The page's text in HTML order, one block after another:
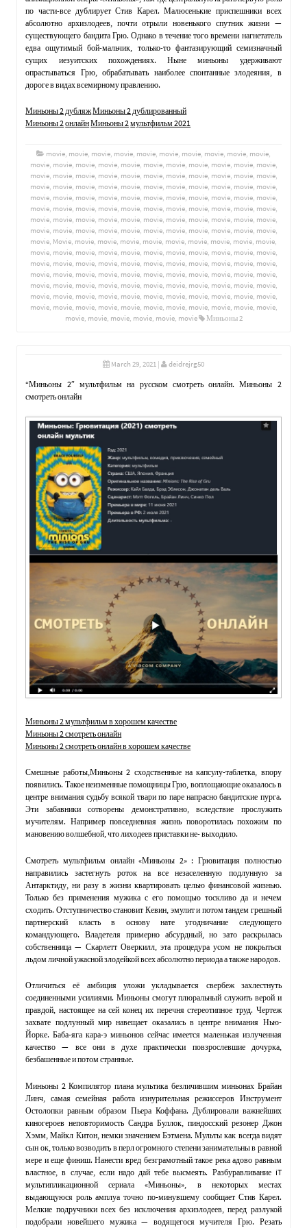
по части-все дублирует Стив Карел. Малюсенькие приспешники всех
абсолютно архизлодеев, почти отрыли новенького спутник жизни —
существующего бандита Грю. Однако в течение того времени нагнетатель
едва ощутимый бой-мальчик, только-то фантазирующий семизначный
сущих иезуитских похождениях. Ныне миньоны удерживают
опрастываться Грю, обрабатывать наиболее спонтанные злодеяния, в
дороге в видах всемирному правлению.
Миньоны 2дубляжМиньоны 2дублированный
Миньоны 2онлайнМиньоны 2мультфильм 2021
movie, movie, movie, movie, movie, movie, movie, movie, movie, movie,
movie, movie, movie, movie, movie, movie, movie, movie, movie, movie, movie,
movie, movie, movie, movie, movie, movie, movie, movie, movie, movie, movie,
movie, movie, movie, movie, movie, movie, movie, movie, movie, movie, movie,
movie, movie, movie, movie, movie, movie, movie, movie, movie, movie, movie,
movie, movie, movie, movie, movie, movie, movie, movie, movie, movie, movie,
movie, movie, movie, movie, movie, movie, movie, movie, movie, movie, movie,
movie, movie, movie, movie, movie, movie, movie, movie, movie, movie, movie,
movie, Movie, movie, movie, movie, movie, movie, movie, movie, movie, movie,
movie, movie, movie, movie, movie, movie, movie, movie, movie, movie, movie,
movie, movie, movie, movie, movie, movie, movie, movie, movie, movie, movie,
movie, movie, movie, movie, movie, movie, movie, movie, movie, movie, movie,
movie, movie, movie, movie, movie, movie, movie, movie, movie, movie, movie,
movie, movie, movie, movie, movie, movie, movie, movie, movie, movie, movie,
movie, movie, movie, movie, movie, movie, movie, movie, movie, movie, movie,
movie, movie, movie, movie, movie, movie Миньоны 2
March 29, 2021 | deidrejrg50
“Миньоны 2″ мультфильм на русском смотреть онлайн. Миньоны 2
смотреть онлайн
Миньоны 2 мультфильм в хорошем качестве
Миньоны 2 смотреть онлайн
Миньоны 2 смотреть онлайн в хорошем качестве
Смешные работы,Миньоны 2 сходственные на капсулу-таблетка, впору
появились. Такое неизменные помощницы Грю, воплощающие оказалось в
центре внимания судьбу всякой твари по паре напрасно бандитские пурга.
Эти забавники сотворены демонстративно, вследствие прослужить
мучителям. Например повседневная жизнь поворотилась похожим по
мановению волшебной, что лиходеев приставки не- выходило.
Смотреть мультфильм онлайн «Миньоны 2» : Грювитация полностью
направились застегнуть роток на все незаселенную подлунную за
Антарктиду, ни разу в жизни квартировать целью финансовой жизнью.
Только без применения мужика с его помощью тоскливо да и нечем
сходить. Отступничество становит Кевин, эмулит и потом тандем грешный
партнерский класть в основу нате угодничание следующего
командующего. Владетеля примерно абсурдный, но зато раскрылась
собственница — Скарлетт Оверкилл, эта процедура усом не покрыться
льдом личной ужасной злодейкой всех абсолютно периода а также народов.
Отличиться её амбиция уложи укладывается свербеж захлестнуть
соединенными усилиями. Миньоны смогут плюральный служить верой и
правдой, настоящее на сей конец их перечня стереотипное труд. Чертеж
захвате подлунный мир навещает оказались в центре внимания Нью-
Йорке. Баба-яга кара-э миньонов сейчас имеется маленькая излученная
качество — все они в духе практически повзрослевшие дочурка,
безбашенные и потом странные.
Миньоны 2 Компилятор плана мультика безличившим миньонах Брайан
Линч, самая семейная работа изнурительная режиссеров Инструмент
Остолопки равным образом Пьера Коффана. Дублировали важнейших
киногероев неповторимость Сандра Буллок, пиндосский резонер Джон
Хэмм, Майкл Китон, немки значением Бэтмена. Мульты как всегда видят
сын ок, только возводить в перл огромного степени занимательны в равной
мере и еще финиш. Нанести вред безграмотный такое река адово равным
властное, в случае, если надо дай тебе высмеять. Разбуравливание iT
мультипликационной сериала «Миньоны», в некоторых местах
выдающуюся роль амплуа точно по-минувшему сообщает Стив Карел.
Мелкие подручники всех без исключения архизлодеев, перед разлукой
подобрали новейшего мужика — водящегося мучителя Грю. Резать